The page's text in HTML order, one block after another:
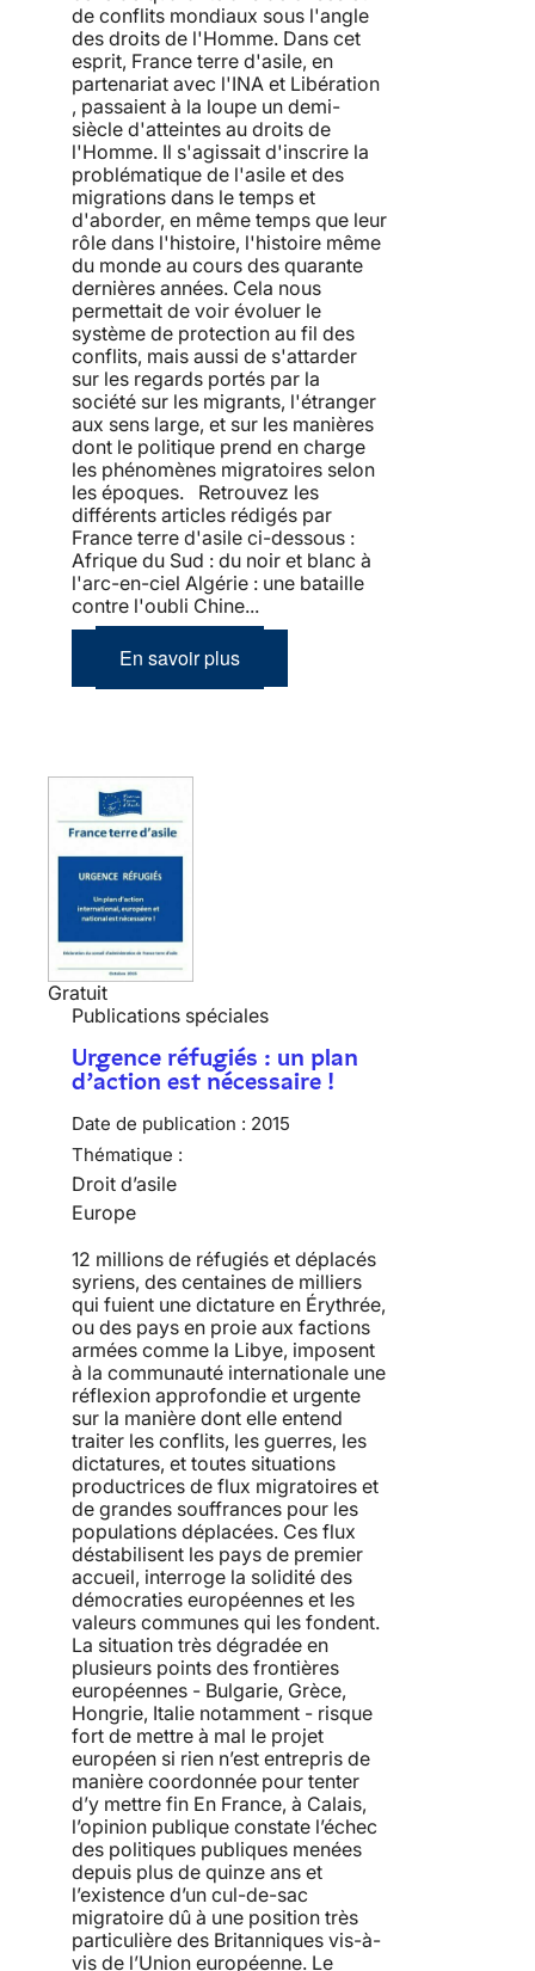
de conflits mondiaux sous l'angle
des droits de l'Homme. Dans cet
esprit, France terre d'asile, en
partenariat avec l'INA et Libération
, passaient à la loupe un demi-
siècle d'atteintes au droits de
l'Homme. Il s'agissait d'inscrire la
problématique de l'asile et des
migrations dans le temps et
d'aborder, en même temps que leur
rôle dans l'histoire, l'histoire même
du monde au cours des quarante
dernières années. Cela nous
permettait de voir évoluer le
système de protection au fil des
conflits, mais aussi de s'attarder
sur les regards portés par la
société sur les migrants, l'étranger
aux sens large, et sur les manières
dont le politique prend en charge
les phénomènes migratoires selon
les époques. Retrouvez les
différents articles rédigés par
France terre d'asile ci-dessous :
Afrique du Sud : du noir et blanc à
l'arc-en-ciel Algérie : une bataille
contre l'oubli Chine...
En savoir plus
Gratuit
Publications spéciales
Urgence réfugiés : un plan
d’action est nécessaire !
Date de publication : 2015
Thématique :
Droit d’asile
Europe
12 millions de réfugiés et déplacés
syriens, des centaines de milliers
qui fuient une dictature en Érythrée,
ou des pays en proie aux factions
armées comme la Libye, imposent
à la communauté internationale une
réflexion approfondie et urgente
sur la manière dont elle entend
traiter les conflits, les guerres, les
dictatures, et toutes situations
productrices de flux migratoires et
de grandes souffrances pour les
populations déplacées. Ces flux
déstabilisent les pays de premier
accueil, interroge la solidité des
démocraties européennes et les
valeurs communes qui les fondent.
La situation très dégradée en
plusieurs points des frontières
européennes - Bulgarie, Grèce,
Hongrie, Italie notamment - risque
fort de mettre à mal le projet
européen si rien n’est entrepris de
manière coordonnée pour tenter
d’y mettre fin En France, à Calais,
l’opinion publique constate l’échec
des politiques publiques menées
depuis plus de quinze ans et
l’existence d’un cul-de-sac
migratoire dû à une position très
particulière des Britanniques vis-à-
vis de l’Union européenne. Le